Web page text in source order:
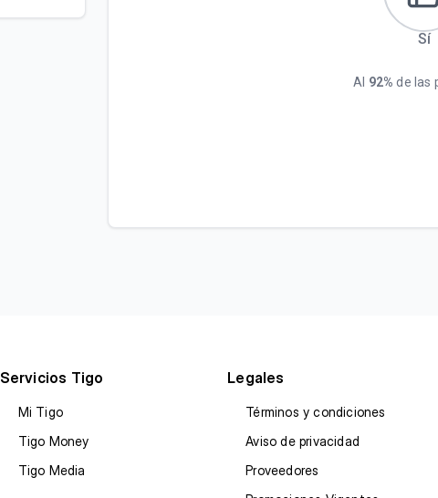
Sí
Al 92% de las
Servicios Tigo
Mi Tigo
Tigo Money
Tigo Media
Legales
Términos y condiciones
Aviso de privacidad
Proveedores